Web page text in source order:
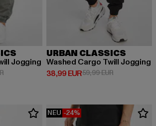
Jogging
EUR
Aktionspreis: 59,99 EUR
URBAN CLASSICS
Washed Cargo Twill Jogging
38,99 EUR
Derzeitiger Preis: 38,99 EUR
59,99 EURAktionspreis:
NEU -24%